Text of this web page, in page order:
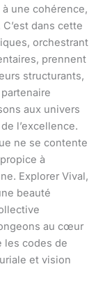
une cohérence,
dans cette
orchestrant
prennent
structurants,
aux univers
l’excellence.
ne se contente
à
Explorer Vival,
beauté
au cœur
les codes de
et vision